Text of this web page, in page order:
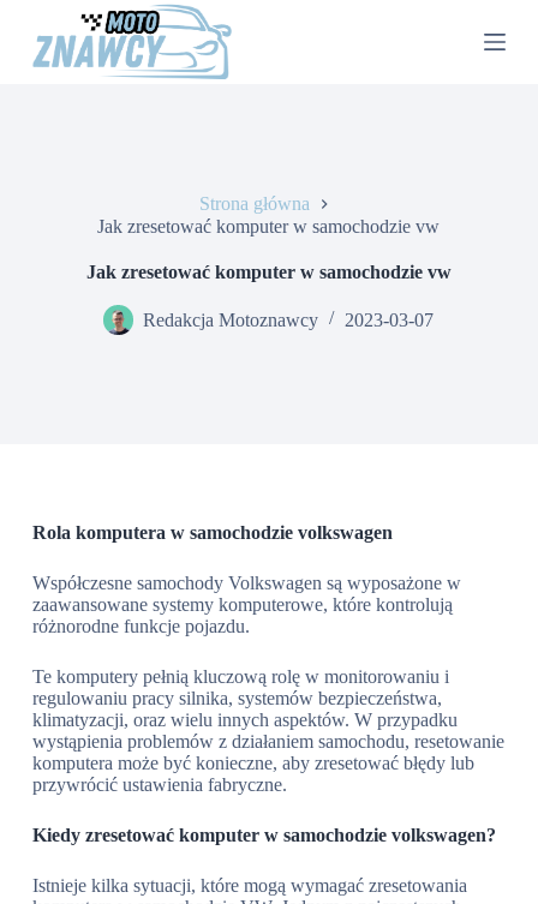
Strona główna
Jak zresetować komputer w samochodzie vw
Jak zresetować komputer w samochodzie vw
Redakcja Motoznawcy 2023-03-07
Rola komputera w samochodzie volkswagen
Współczesne samochody Volkswagen są wyposażone w
zaawansowane systemy komputerowe, które kontrolują
różnorodne funkcje pojazdu.
Te komputery pełnią kluczową rolę w monitorowaniu i
regulowaniu pracy silnika, systemów bezpieczeństwa,
klimatyzacji, oraz wielu innych aspektów. W przypadku
wystąpienia problemów z działaniem samochodu, resetowanie
komputera może być konieczne, aby zresetować błędy lub
przywrócić ustawienia fabryczne.
Kiedy zresetować komputer w samochodzie volkswagen?
Istnieje kilka sytuacji, które mogą wymagać zresetowania